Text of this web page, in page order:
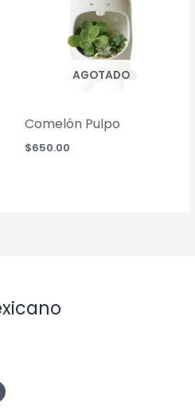
AGOTADO
Comelón Pulpo
$650.00